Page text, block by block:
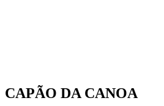
CAPÃO DA CANOA